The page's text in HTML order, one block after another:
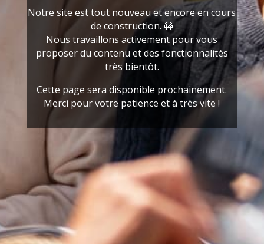
Notre site est tout nouveau et encore en cours
de construction. 🚧
Nous travaillons activement pour vous
proposer du contenu et des fonctionnalités
très bientôt.
Cette page sera disponible prochainement.
Merci pour votre patience et à très vite !